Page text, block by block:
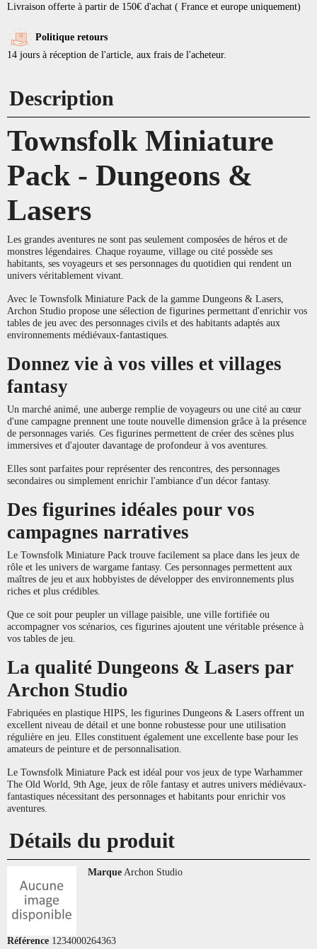
Livraison offerte à partir de 150€ d'achat ( France et europe uniquement)
Politique retours
14 jours à réception de l'article, aux frais de l'acheteur.
Description
Townsfolk Miniature
Pack - Dungeons &
Lasers
Les grandes aventures ne sont pas seulement composées de héros et de
monstres légendaires. Chaque royaume, village ou cité possède ses
habitants, ses voyageurs et ses personnages du quotidien qui rendent un
univers véritablement vivant.
Avec le Townsfolk Miniature Pack de la gamme Dungeons & Lasers,
Archon Studio propose une sélection de figurines permettant d'enrichir vos
tables de jeu avec des personnages civils et des habitants adaptés aux
environnements médiévaux-fantastiques.
Donnez vie à vos villes et villages
fantasy
Un marché animé, une auberge remplie de voyageurs ou une cité au cœur
d'une campagne prennent une toute nouvelle dimension grâce à la présence
de personnages variés. Ces figurines permettent de créer des scènes plus
immersives et d'ajouter davantage de profondeur à vos aventures.
Elles sont parfaites pour représenter des rencontres, des personnages
secondaires ou simplement enrichir l'ambiance d'un décor fantasy.
Des figurines idéales pour vos
campagnes narratives
Le Townsfolk Miniature Pack trouve facilement sa place dans les jeux de
rôle et les univers de wargame fantasy. Ces personnages permettent aux
maîtres de jeu et aux hobbyistes de développer des environnements plus
riches et plus crédibles.
Que ce soit pour peupler un village paisible, une ville fortifiée ou
accompagner vos scénarios, ces figurines ajoutent une véritable présence à
vos tables de jeu.
La qualité Dungeons & Lasers par
Archon Studio
Fabriquées en plastique HIPS, les figurines Dungeons & Lasers offrent un
excellent niveau de détail et une bonne robustesse pour une utilisation
régulière en jeu. Elles constituent également une excellente base pour les
amateurs de peinture et de personnalisation.
Le Townsfolk Miniature Pack est idéal pour vos jeux de type Warhammer
The Old World, 9th Age, jeux de rôle fantasy et autres univers médiévaux-
fantastiques nécessitant des personnages et habitants pour enrichir vos
aventures.
Détails du produit
Marque Archon Studio
Référence 1234000264363